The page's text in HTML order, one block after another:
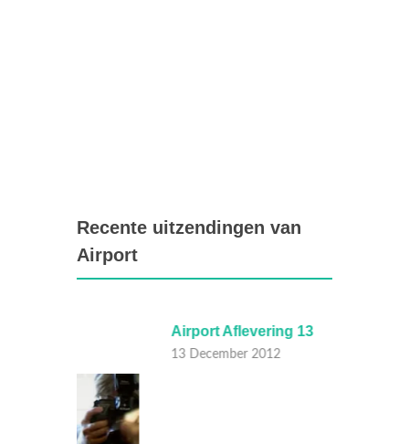
Recente uitzendingen van
Airport
Airport Aflevering 13
13 December 2012